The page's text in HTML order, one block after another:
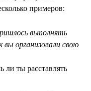
примеров:
выполнять
вы организовали свою
ли ты расставлять